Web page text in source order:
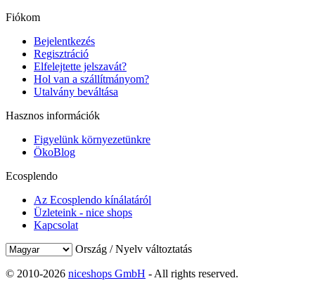
Fiókom
Bejelentkezés
Regisztráció
Elfelejtette jelszavát?
Hol van a szállítmányom?
Utalvány beváltása
Hasznos információk
Figyelünk környezetünkre
ÖkoBlog
Ecosplendo
Az Ecosplendo kínálatáról
Üzleteink - nice shops
Kapcsolat
Ország / Nyelv változtatás
© 2010-2026 niceshops GmbH - All rights reserved.